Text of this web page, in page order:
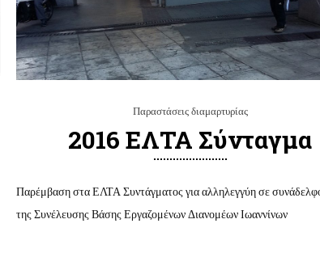
Παραστάσεις διαμαρτυρίας
2016 EΛΤΑ Σύνταγμα
Παρέμβαση στα ΕΛΤΑ Συντάγματος για αλληλεγγύη σε
της Συνέλευσης Βάσης Εργαζομένων Διανομέων Ιωαννίνων